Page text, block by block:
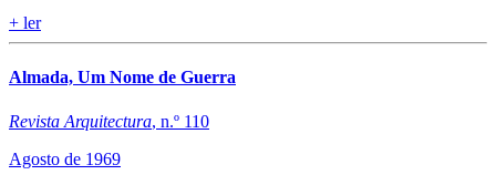
+ ler
Almada, Um Nome de Guerra
Revista Arquitectura, n.º 110
Agosto de 1969